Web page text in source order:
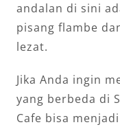
andalan di sini
pisang flambe
lezat.
Jika Anda ingin
yang berbeda di
Cafe bisa